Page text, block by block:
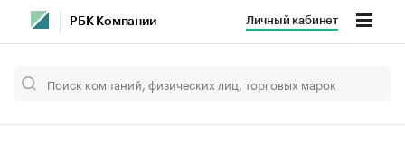
РБК Компании Личный кабинет